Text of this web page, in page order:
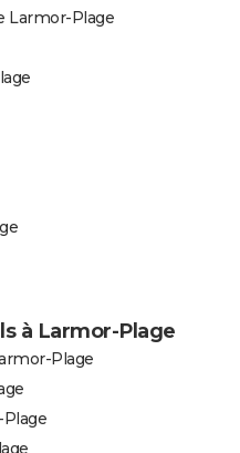
Larmor-Plage
à Larmor-Plage
Plage